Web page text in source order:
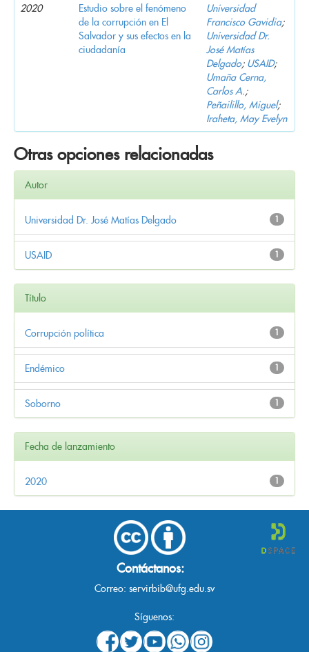
2020
Estudio sobre el fenómeno
de la corrupción en El
Salvador y sus efectos en la
ciudadanía
Universidad
Francisco Gavidia;
Universidad Dr.
José Matías
Delgado; USAID;
Umaña Cerna,
Carlos A.;
Peñailillo, Miguel;
Iraheta, May Evelyn
Otras opciones relacionadas
Autor
1
Universidad Dr. José Matías Delgado
1
USAID
Título
1
Corrupción política
1
Endémico
1
Soborno
Fecha de lanzamiento
1
2020
Contáctanos:
Correo: servirbib@ufg.edu.sv
Síguenos: